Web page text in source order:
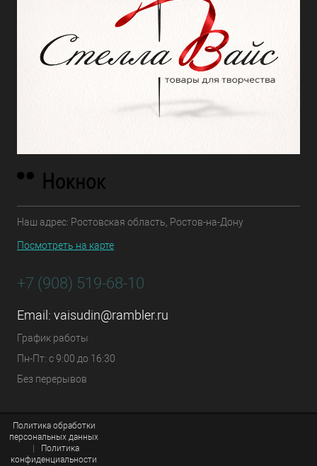
Наш адрес: Ростовская область, Ростов-на-Дону
Посмотреть на карте
+7 (908) 519-68-10
Email: vaisudin@rambler.ru
График работы
Пн-Пт: с 9:00 до 16:30
Без перерывов
Политика обработки
персональных данных
Политика
конфиденциальности